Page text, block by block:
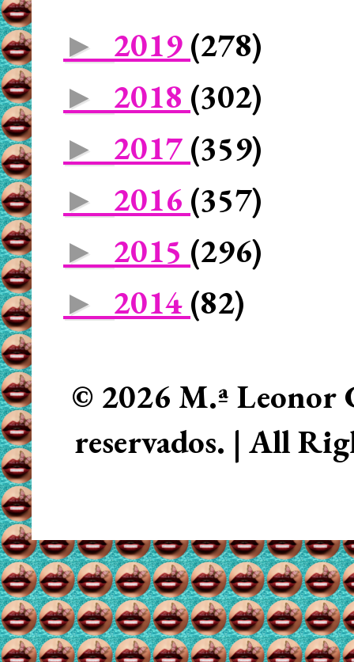
► 2019 (278)
► 2018 (302)
► 2017 (359)
► 2016 (357)
► 2015 (296)
► 2014 (82)
© 2026 M.ª Leonor
reservados. | All